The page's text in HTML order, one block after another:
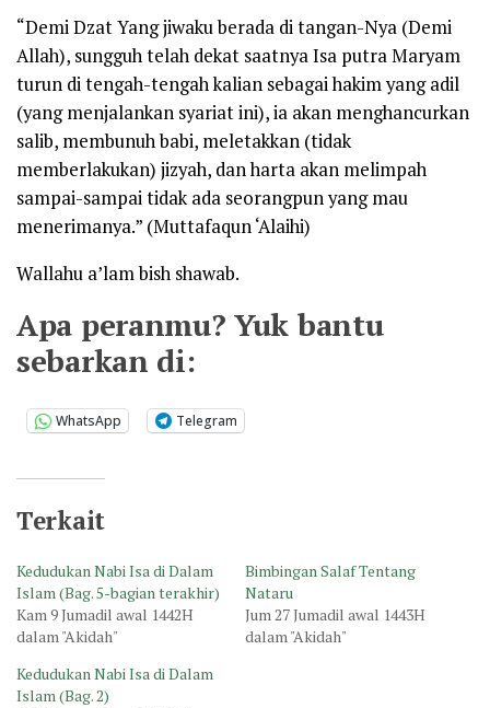
“Demi Dzat Yang jiwaku berada di tangan-Nya (Demi
Allah), sungguh telah dekat saatnya Isa putra Maryam
turun di tengah-tengah kalian sebagai hakim yang adil
(yang menjalankan syariat ini), ia akan menghancurkan
salib, membunuh babi, meletakkan (tidak
memberlakukan) jizyah, dan harta akan melimpah
sampai-sampai tidak ada seorangpun yang mau
menerimanya.” (Muttafaqun ‘Alaihi)
Wallahu a’lam bish shawab.
Apa peranmu? Yuk bantu
sebarkan di:
WhatsApp Telegram
Terkait
Kedudukan Nabi Isa di Dalam
Islam (Bag. 5-bagian terakhir)
Kam 9 Jumadil awal 1442H
dalam "Akidah"
Bimbingan Salaf Tentang
Nataru
Jum 27 Jumadil awal 1443H
dalam "Akidah"
Kedudukan Nabi Isa di Dalam
Islam (Bag. 2)